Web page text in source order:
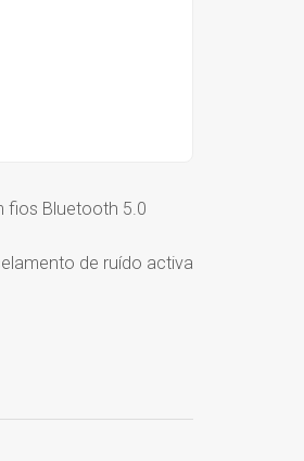
fios Bluetooth 5.0
de ruído activa